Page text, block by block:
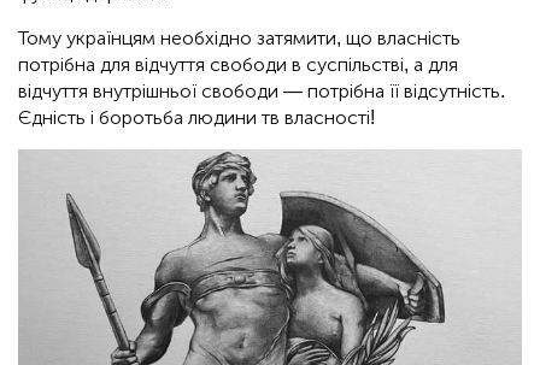
Тому українцям необхідно затямити, що власність
потрібна для відчуття свободи в суспільстві, а для
відчуття внутрішньої свободи — потрібна її відсутність.
Єдність і боротьба людини тв власності!